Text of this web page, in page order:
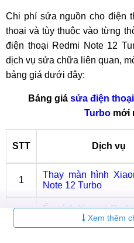
Chi phí sửa nguồn cho điện
thoại và tùy thuộc vào từng
điện thoại Redmi Note 12
dịch vụ sửa chữa liên quan,
bảng giá dưới đây:
Bảng giá sửa điện
Turbomới
STT Dịch vụ
1
Thay màn hình
Note 12 Turbo
Ép kính Xiaomi
Xem thêm